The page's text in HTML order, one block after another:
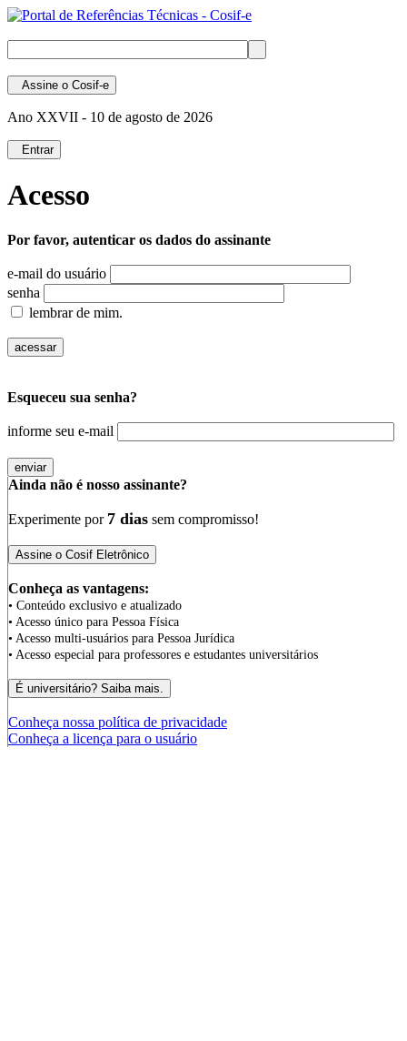
Assine o Cosif-e
Ano XXVII - 10 de agosto de 2026
Entrar
Acesso
Por favor, autenticar os dados do assinante
e-mail do usuário
senha
lembrar de mim.
Esqueceu sua senha?
informe seu e-mail
Ainda não é nosso assinante?
Experimente por 7 dias sem compromisso!
Conheça as vantagens:
• Conteúdo exclusivo e atualizado
• Acesso único para Pessoa Física
• Acesso multi-usuários para Pessoa Jurídica
• Acesso especial para professores e estudantes universitários
Conheça nossa política de privacidade
Conheça a licença para o usuário